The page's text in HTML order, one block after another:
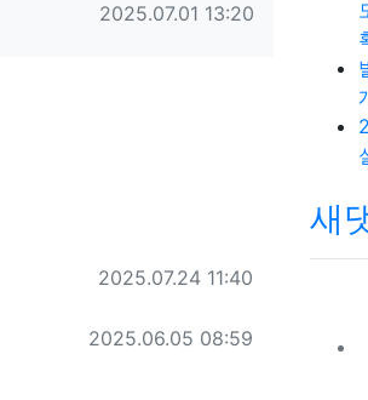
작성일
2025.07.01 13:20
작성일
2025.07.24 11:40
작성일
2025.06.05 08:59
새